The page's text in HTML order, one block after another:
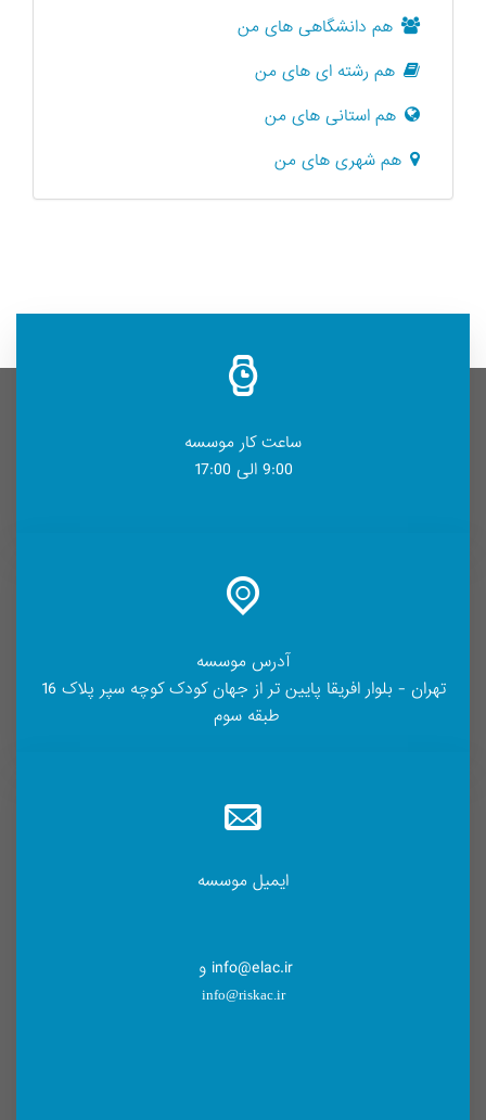
هم دانشگاهی های من
هم رشته ای های من
هم استانی های من
هم شهری های من
ساعت کار موسسه
9:00 الی 17:00
آدرس موسسه
تهران - بلوار افریقا پایین تر از جهان کودک کوچه سپر پلاک 16
طبقه سوم
ایمیل موسسه
info@elac.ir و
info@riskac.ir